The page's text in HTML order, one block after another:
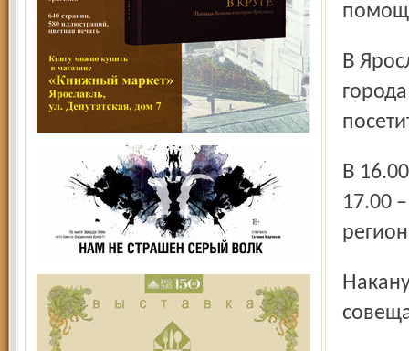
В Ярославле, в парке 1000-летия, в 13.00 жители и гости
В 16.00 подводятся итоги на всероссийском уровне, в
17.00
Накануне заместитель губернатора Сергей Берёзкин на